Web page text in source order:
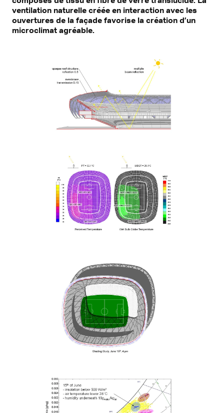
ventilation naturelle créée en interaction avec les
ouvertures de la façade favorise la création d’un
microclimat agréable.